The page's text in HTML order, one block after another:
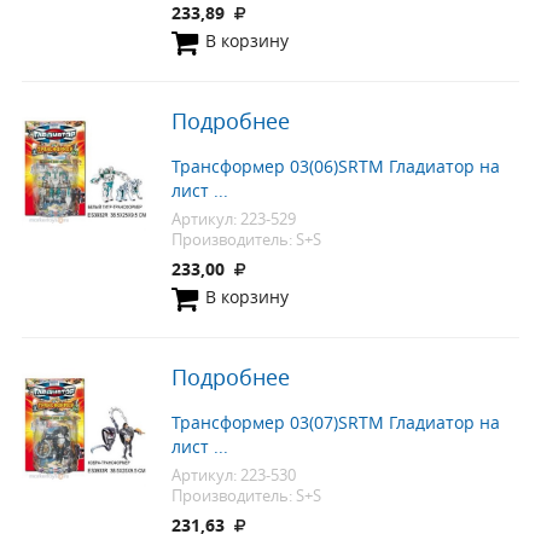
233,89
В корзину
Подробнее
Трансформер 03(06)SRTM Гладиатор на
лист ...
Артикул: 223-529
Производитель: S+S
233,00
В корзину
Подробнее
Трансформер 03(07)SRTM Гладиатор на
лист ...
Артикул: 223-530
Производитель: S+S
231,63